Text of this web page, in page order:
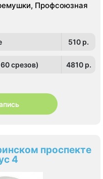
Профсоюзная
510 p.
срезов) 4810 p.
проспекте
4